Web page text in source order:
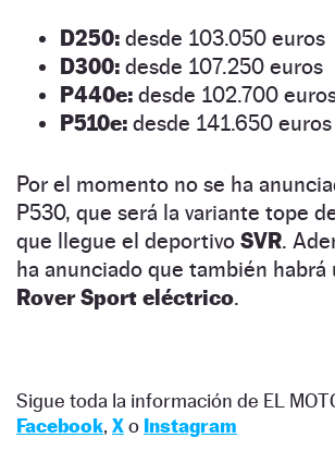
D250: desde 103.050 euros
D300: desde 107.250 euros
P440e: desde 102.700
P510e: desde 141.650 euros
Por el momento no se ha
P530, que será la variante tope
que llegue el deportivo SVR.
ha anunciado que también habrá
Rover Sport eléctrico.
Sigue toda la información de EL
Facebook, Xo Instagram